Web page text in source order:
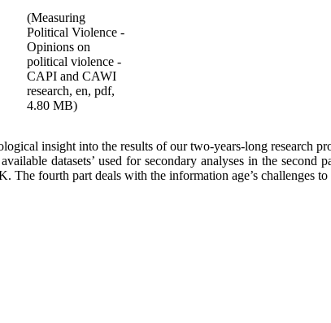
(Measuring
Political Violence -
Opinions on
political violence -
CAPI and CAWI
research, en, pdf,
4.80 MB)
insight into the results of our two-years-long research
datasets’ used for secondary analyses in the
The fourth part deals with the information age’s challenges